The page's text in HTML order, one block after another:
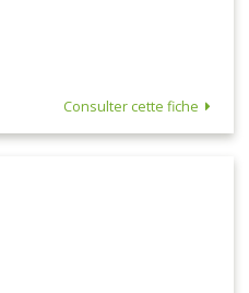
Consulter cette fiche